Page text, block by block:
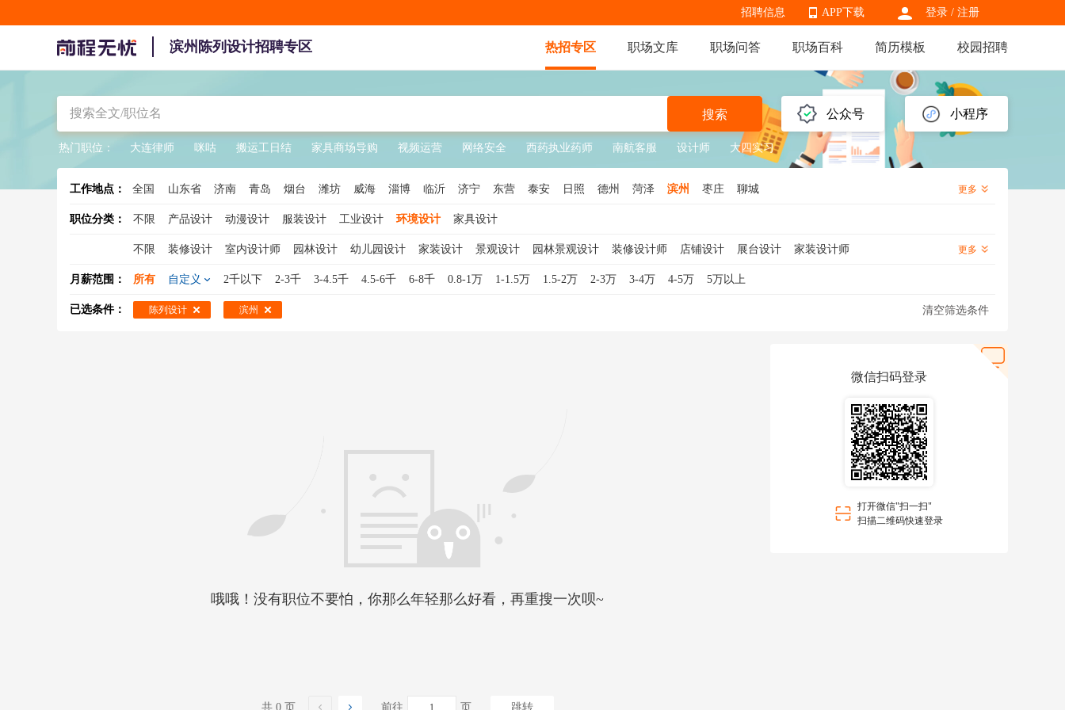
登录 / 注册
APP下载
APP下载
招聘信息
滨州陈列设计招聘专区 热招专区 职场文库 职场问答 职场百科 简历模板 校园招聘
公众号 小程序
搜索
热门职位： 大连律师 咪咕 搬运工日结 家具商场导购 视频运营 网络安全 西药执业药师 南航客服 设计师 大四实习
工作地点： 全国 山东省 济南 青岛 烟台 潍坊 威海 淄博 临沂 济宁 东营 泰安 日照 德州 菏泽 滨州 枣庄 聊城 更多
职位分类： 不限 产品设计 动漫设计 服装设计 工业设计 环境设计 家具设计
不限 装修设计 室内设计师 园林设计 幼儿园设计 家装设计 景观设计 园林景观设计 装修设计师 店铺设计 展台设计
家装设计师
展示设计
软装设计师 室内装潢设计 展览设计 舞美设计 景观设计师 CAD设计 景观规划设计 橱窗设计 会展设计
更多
月薪范围： 所有 自定义 2千以下 2-3千 3-4.5千 4.5-6千 6-8千 0.8-1万 1-1.5万 1.5-2万 2-3万 3-4万 4-5万 5万以上
已选条件： 陈列设计 滨州 清空筛选条件
哦哦！没有职位不要怕，你那么年轻那么好看，再重搜一次呗~
共 0 页 前往 页 跳转
微信扫码登录
打开微信"扫一扫"
扫描二维码快速登录